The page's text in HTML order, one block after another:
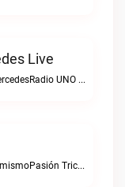
Live
La 1er radio streaming de MercedesRadio UNO – Mercedes live
Somos tu radio, sentimos lo mismoPasión Tricolor live